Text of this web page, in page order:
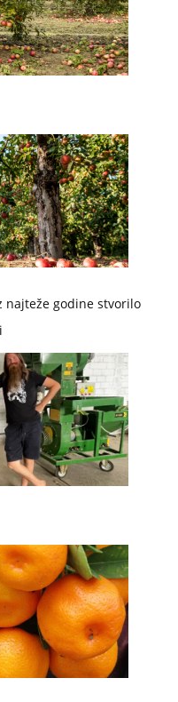
najteže godine stvorilo